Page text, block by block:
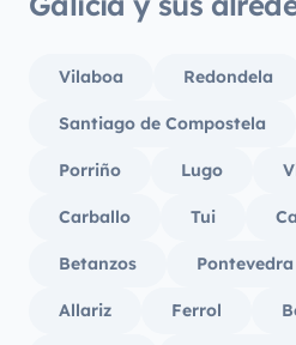
Vilaboa Redondela
Santiago de Compostela
Porriño Lugo
Carballo Tui
Betanzos Pontevedra
Allariz Ferrol